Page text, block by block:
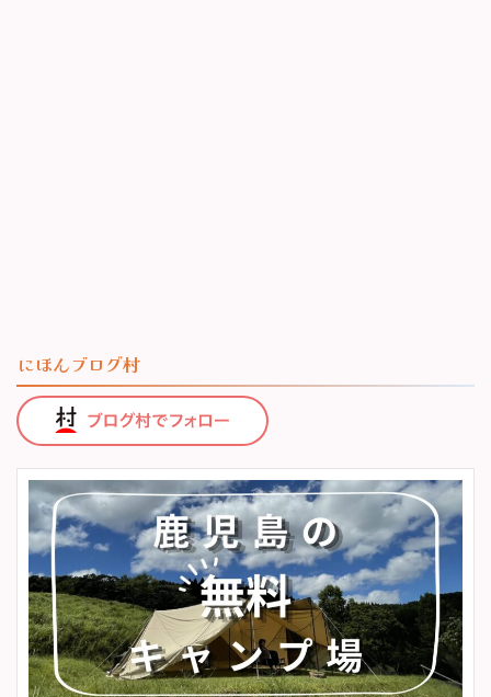
にほんブログ村